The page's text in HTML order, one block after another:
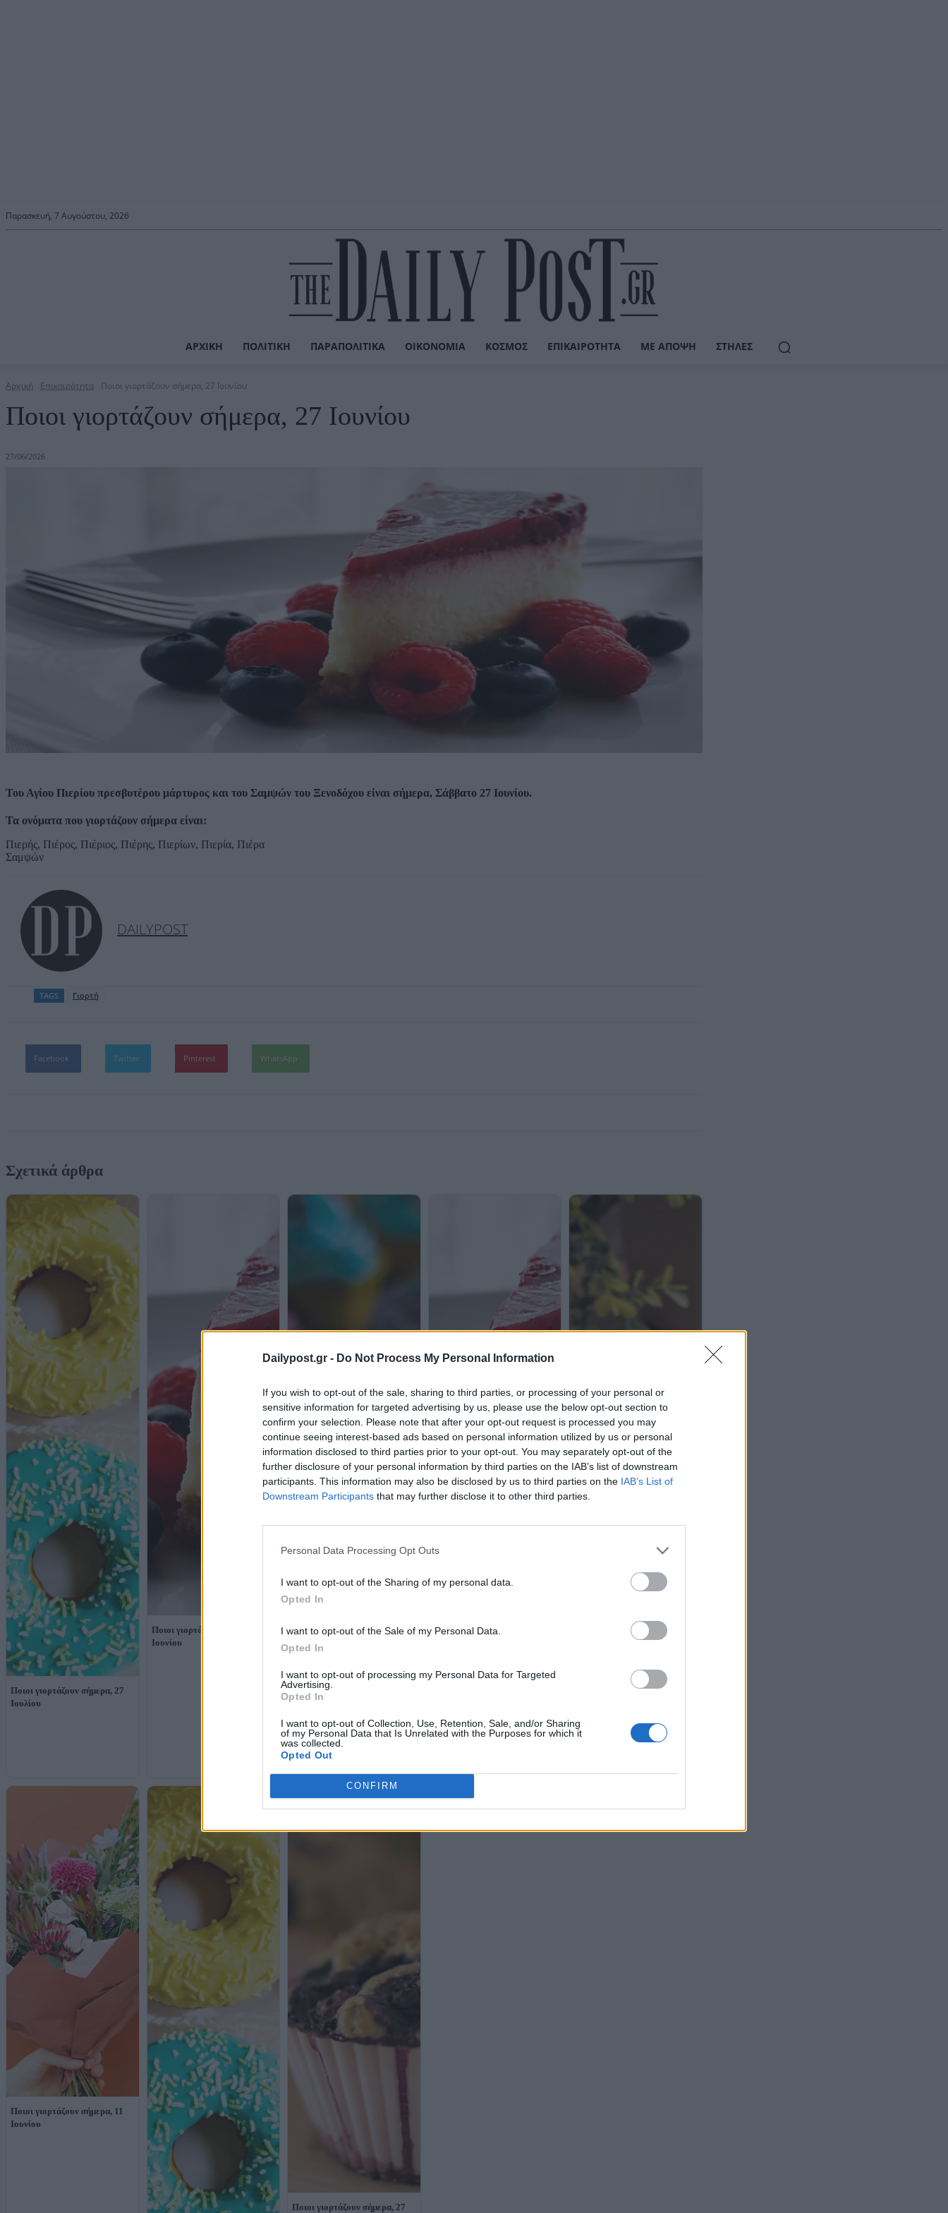
Dailypost.gr - Do Not Process My Personal Information
If you wish to opt-out of the sale, sharing to third parties, or processing of your personal or
sensitive information for targeted advertising by us, please use the below opt-out section to
confirm your selection. Please note that after your opt-out request is processed you may
continue seeing interest-based ads based on personal information utilized by us or personal
information disclosed to third parties prior to your opt-out. You may separately opt-out of the
further disclosure of your personal information by third parties on the IAB’s list of downstream
participants. This information may also be disclosed by us to third parties on the IAB’s List of
Downstream Participants that may further disclose it to other third parties.
Personal Data Processing Opt Outs
I want to opt-out of the Sharing of my personal data.
Opted In
I want to opt-out of the Sale of my Personal Data.
Opted In
I want to opt-out of processing my Personal Data for Targeted
Advertising.
Opted In
I want to opt-out of Collection, Use, Retention, Sale, and/or Sharing
of my Personal Data that Is Unrelated with the Purposes for which it
was collected.
Opted Out
CONFIRM
Παρασκευή, 7 Αυγούστου, 2026
ΑΡΧΙΚΉ ΠΟΛΙΤΙΚΉ ΠΑΡΑΠΟΛΙΤΙΚΆ ΟΙΚΟΝΟΜΊΑ ΚΌΣΜΟΣ ΕΠΙΚΑΙΡΌΤΗΤΑ ΜΕ ΆΠΟΨΗ ΣΤΉΛΕΣ
Αρχική Επικαιρότητα Ποιοι γιορτάζουν σήμερα, 27 Ιουνίου
Ποιοι γιορτάζουν σήμερα, 27 Ιουνίου
27/06/2026
Του Αγίου Πιερίου πρεσβυτέρου μάρτυρος και του Σαμψών του Ξενοδόχου είναι σήμερα, Σάββατο 27 Ιουνίου.
Τα ονόματα που γιορτάζουν σήμερα είναι:
Πιερής, Πιέρος, Πιέριος, Πιέρης, Πιερίων, Πιερία, Πιέρα
Σαμψών
DAILYPOST
TAGS Γιορτή
Facebook Twitter Pinterest WhatsApp
Σχετικά άρθρα
Ποιοι γιορτάζουν σήμερα, 27
Ιουλίου
Ποιοι γιορτάζουν σήμερα, 29
Ιουνίου
Ποιοι γιορτάζουν σήμερα, 26
Ιουνίου
Ποιοι γιορτάζουν σήμερα, 24
Ποιοι γιορτάζουν σήμερα, 11
Ιουνίου
Ποιοι γιορτάζουν σήμερα, 27